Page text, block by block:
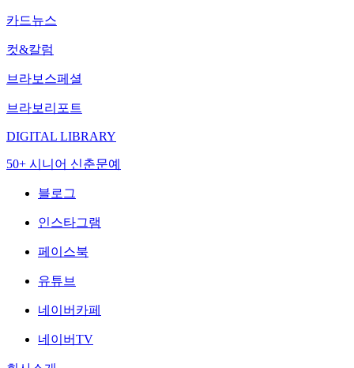
카드뉴스
컷&칼럼
브라보스페셜
브라보리포트
DIGITAL LIBRARY
50+ 시니어 신춘문예
블로그
인스타그램
페이스북
유튜브
네이버카페
네이버TV